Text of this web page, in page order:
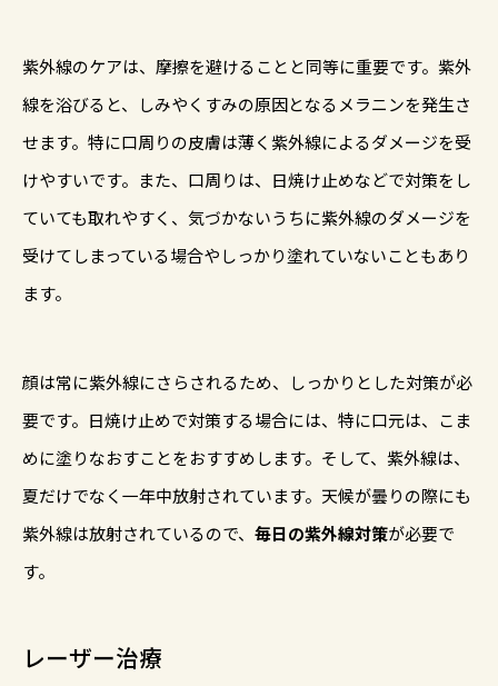
紫外線のケアは、摩擦を避けることと同等に重要です。紫外
線を浴びると、しみやくすみの原因となるメラニンを発生さ
せます。特に口周りの皮膚は薄く紫外線によるダメージを受
けやすいです。また、口周りは、日焼け止めなどで対策をし
ていても取れやすく、気づかないうちに紫外線のダメージを
受けてしまっている場合やしっかり塗れていないこともあり
ます。
顔は常に紫外線にさらされるため、しっかりとした対策が必
要です。日焼け止めで対策する場合には、特に口元は、こま
めに塗りなおすことをおすすめします。そして、紫外線は、
夏だけでなく一年中放射されています。天候が曇りの際にも
紫外線は放射されているので、 毎日の紫外線対策が必要で
す。
レーザー治療